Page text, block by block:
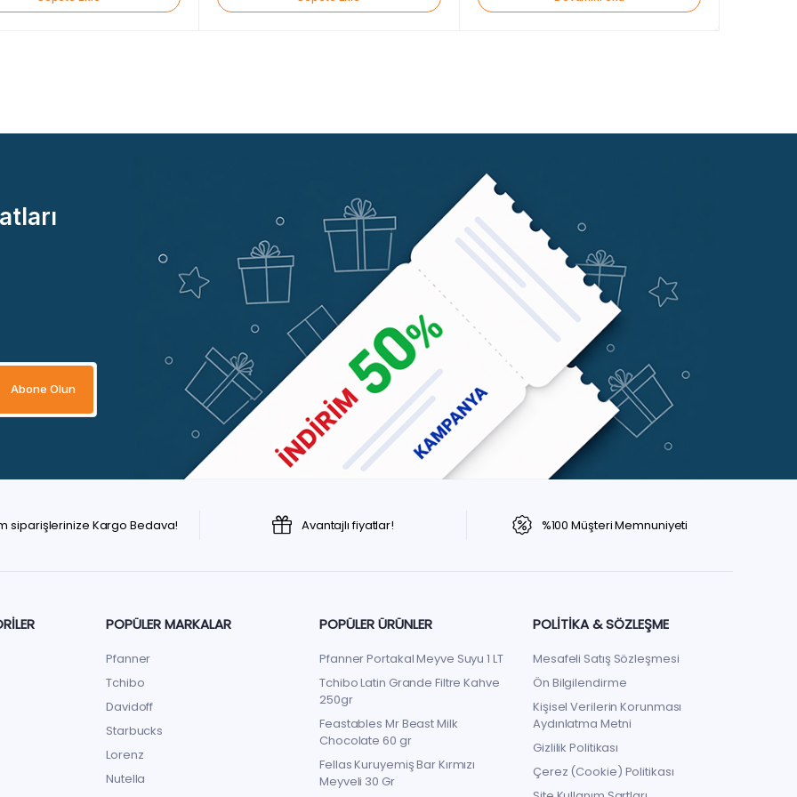
siparişlerinize Kargo Bedava! Avantajlı fiyatlar! %100 Müşteri Memnuniyeti
POPÜLER MARKALAR
Pfanner
Tchibo
Davidoff
Starbucks
Lorenz
Nutella
POPÜLER ÜRÜNLER
Pfanner Portakal Meyve Suyu 1 LT
Tchibo Latin Grande Filtre Kahve
250gr
Feastables Mr Beast Milk
Chocolate 60 gr
Fellas Kuruyemiş Bar Kırmızı
Meyveli 30 Gr
POLITIKA & SÖZLEŞME
Mesafeli Satış Sözleşmesi
Ön Bilgilendirme
Kişisel Verilerin Korunması
Aydınlatma Metni
Gizlilik Politikası
Çerez (Cookie) Politikası